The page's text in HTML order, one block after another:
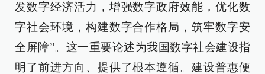
发数字经济活力，增强数字政府效能，优化数
字社会环境，构建数字合作格局，筑牢数字安
全屏障”。这一重要论述为我国数字社会建设指
明了前进方向、提供了根本遵循。建设普惠便